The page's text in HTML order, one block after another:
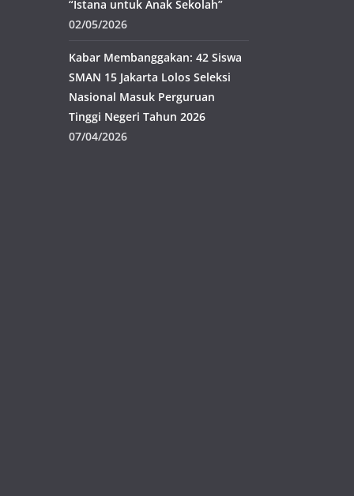
“Istana untuk Anak Sekolah”
02/05/2026
Kabar Membanggakan: 42 Siswa
SMAN 15 Jakarta Lolos Seleksi
Nasional Masuk Perguruan
Tinggi Negeri Tahun 2026
07/04/2026